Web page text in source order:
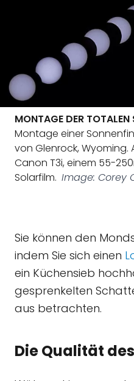
MONTAGE DER TOTALEN
Montage einer
von Glenrock,
Canon T3i, einem 55-
Solarfilm. Image: Corey
Sie können den
indem Sie sich einen
ein Küchensieb
gesprenkelten
aus betrachten.
Die Qualität